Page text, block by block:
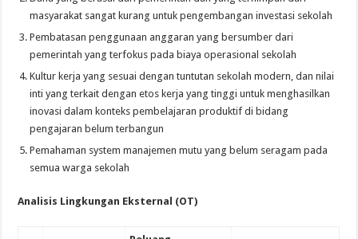
masyarakat sangat kurang untuk pengembangan investasi sekolah
Pembatasan penggunaan anggaran yang bersumber dari
pemerintah yang terfokus pada biaya operasional sekolah
Kultur kerja yang sesuai dengan tuntutan sekolah modern, dan nilai
inti yang terkait dengan etos kerja yang tinggi untuk menghasilkan
inovasi dalam konteks pembelajaran produktif di bidang
pengajaran belum terbangun
Pemahaman system manajemen mutu yang belum seragam pada
semua warga sekolah
Analisis Lingkungan Eksternal (OT)